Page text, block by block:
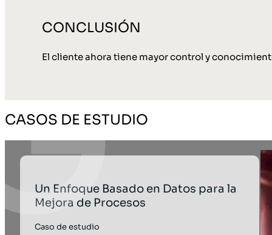
CONCLUSIÓN
El cliente ahora tiene mayor control y
CASOS DE ESTUDIO
Un Enfoque Basado en Datos para la
Mejora de Procesos
Caso de estudio